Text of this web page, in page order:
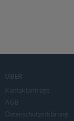
ÜBER
Kontaktanfrage
AGB
Datenschutzerklärung